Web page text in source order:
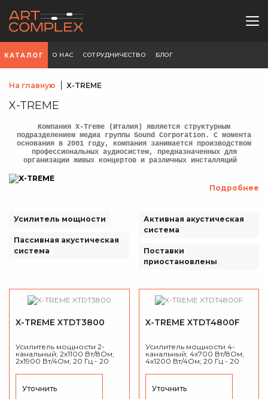
КАТАЛОГ О НАС СОТРУДНИЧЕСТВО БЛОГ
На главную X-TREME
X-TREME
Компания X-Treme (Италия) является структурным
подразделением медиа группы Sound Corporation. С момента
основания в 2001 году, компания занимается производством
профессиональных аудиосистем, предназначенных для
организации живых концертов и различных инсталляций
Подробнее
Усилитель мощности
Пассивная акустическая
система
Активная акустическая
система
Поставки
приостановлены
X-TREME XTDT3800
Усилитель мощности 2-
канальный; 2х1100 Вт/8Ом;
2х1900 Вт/4Ом; 20 Гц - 20
Уточнить
X-TREME XTDT4800F
Усилитель мощности 4-
канальный; 4х700 Вт/8Ом;
4х1200 Вт/4Ом; 20 Гц - 20
Уточнить